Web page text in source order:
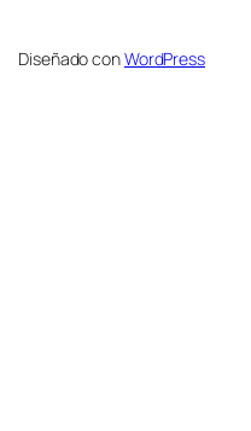
Diseñado conWordPress